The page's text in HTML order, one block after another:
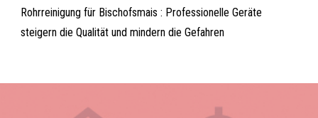
Rohrreinigung für Bischofsmais : Professionelle Geräte
steigern die Qualität und mindern die Gefahren